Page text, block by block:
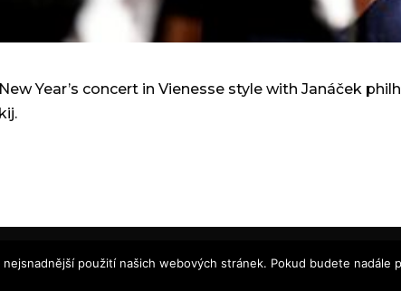
Year’s concert in Vienesse style with Janáček
|© design by Kobra Design 2024
použití našich webových stránek. Pokud budete